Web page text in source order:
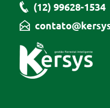
(12) 99628-1534